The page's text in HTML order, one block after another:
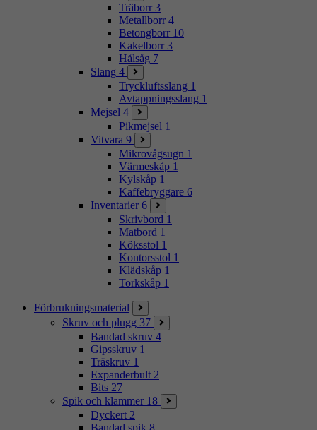
Träborr 3
Metallborr 4
Betongborr 10
Kakelborr 3
Hålsåg 7
Slang 4
Tryckluftsslang 1
Avtappningsslang 1
Mejsel 4
Pikmejsel 1
Vitvara 9
Mikrovågsugn 1
Värmeskåp 1
Kylskåp 1
Kaffebryggare 6
Inventarier 6
Skrivbord 1
Matbord 1
Köksstol 1
Kontorsstol 1
Klädskåp 1
Torkskåp 1
Förbrukningsmaterial
Skruv och plugg 37
Bandad skruv 4
Gipsskruv 1
Träskruv 1
Expanderbult 2
Bits 27
Spik och klammer 18
Dyckert 2
Bandad spik 8